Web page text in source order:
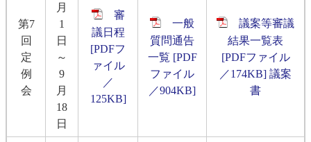
第7
回
定
例
会
月
1
日
～
9
月
18
日
審
議日程
[PDFフ
ァイル
／
125KB]
一般
質問通告
一覧 [PDF
ファイル
／904KB]
議案等審議
結果一覧表
[PDFファイル
／174KB] 議案
書